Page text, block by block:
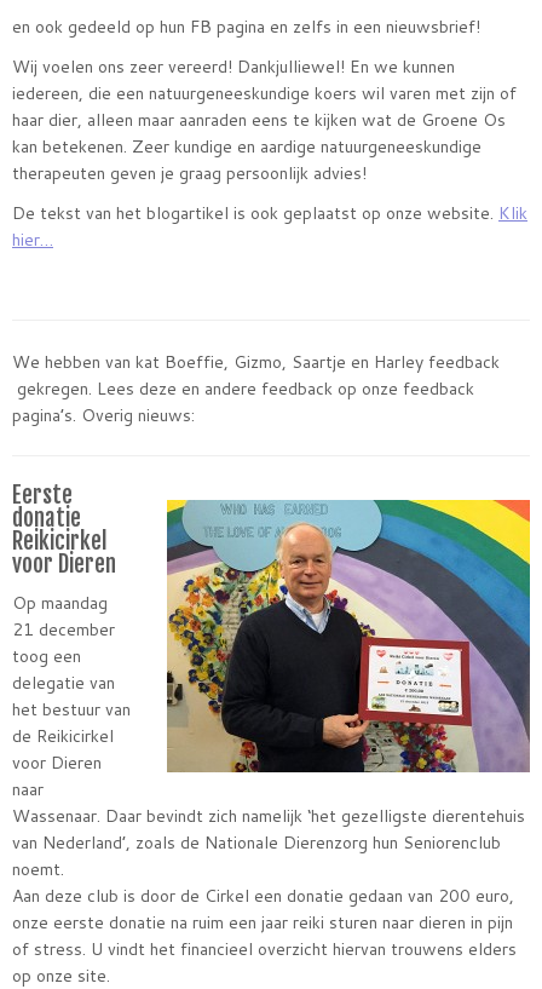
en ook gedeeld op hun FB pagina en zelfs in een nieuwsbrief!
Wij voelen ons zeer vereerd! Dankjulliewel! En we kunnen
iedereen, die een natuurgeneeskundige koers wil varen met zijn of
haar dier, alleen maar aanraden eens te kijken wat de Groene Os
kan betekenen. Zeer kundige en aardige natuurgeneeskundige
therapeuten geven je graag persoonlijk advies!
De tekst van het blogartikel is ook geplaatst op onze website. Klik
hier…
We hebben van kat Boeffie, Gizmo, Saartje en Harley feedback
gekregen. Lees deze en andere feedback op onze feedback
pagina’s. Overig nieuws:
Eerste
donatie
Reikicirkel
voor Dieren
Op maandag
21 december
toog een
delegatie van
het bestuur van
de Reikicirkel
voor Dieren
naar
Wassenaar. Daar bevindt zich namelijk ‘het gezelligste dierentehuis
van Nederland’, zoals de Nationale Dierenzorg hun Seniorenclub
noemt.
Aan deze club is door de Cirkel een donatie gedaan van 200 euro,
onze eerste donatie na ruim een jaar reiki sturen naar dieren in pijn
of stress. U vindt het financieel overzicht hiervan trouwens elders
op onze site.